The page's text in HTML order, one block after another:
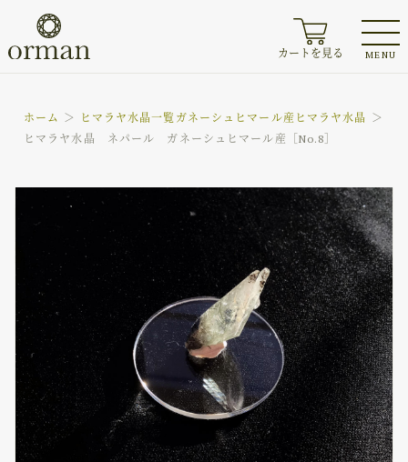
カートを見る MENU
ホーム ヒマラヤ水晶一覧 ガネーシュヒマール産ヒマラヤ水晶
ヒマラヤ水晶 ネパール ガネーシュヒマール産［No.8］